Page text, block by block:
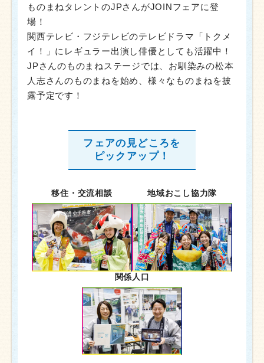
ものまねタレントのJPさんがJOINフェアに登
場！
関西テレビ・フジテレビのテレビドラマ「トクメ
イ！」にレギュラー出演し俳優としても活躍中！
JPさんのものまねステージでは、お馴染みの松本
人志さんのものまねを始め、様々なものまねを披
露予定です！
フェアの見どころを
ピックアップ！
移住・交流相談 地域おこし協力隊
関係人口